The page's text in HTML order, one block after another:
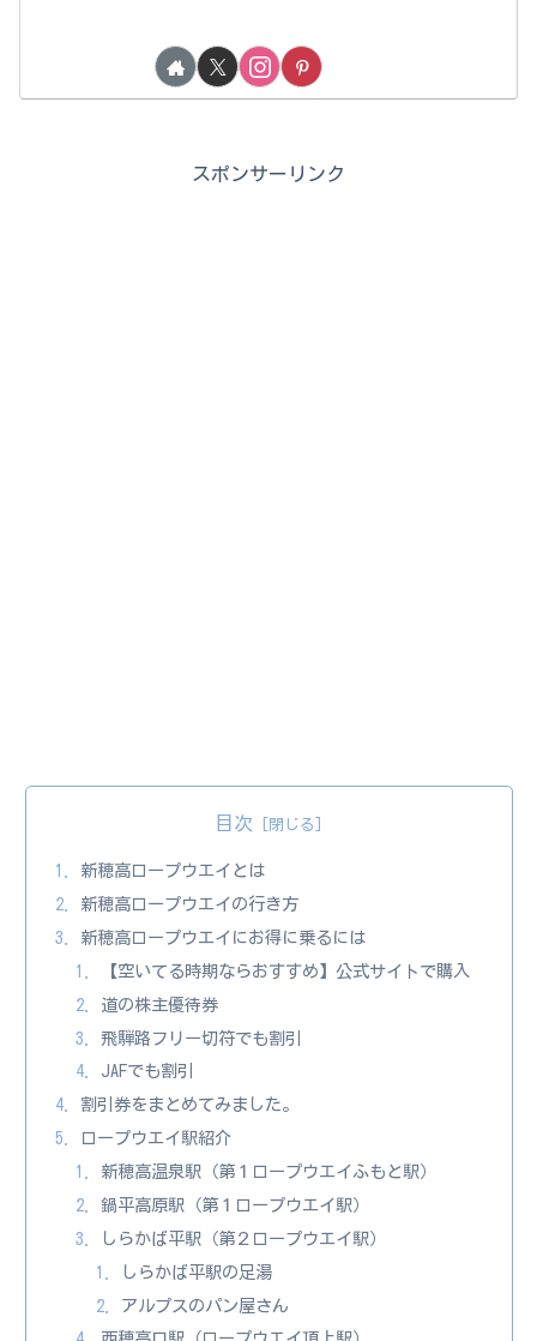
スポンサーリンク
目次
新穂高ロープウエイとは
新穂高ロープウエイの行き方
新穂高ロープウエイにお得に乗るには
【空いてる時期ならおすすめ】公式サイトで購入
道の株主優待券
飛騨路フリー切符でも割引
JAFでも割引
割引券をまとめてみました。
ロープウエイ駅紹介
新穂高温泉駅（第１ロープウエイふもと駅）
鍋平高原駅（第１ロープウエイ駅）
しらかば平駅（第２ロープウエイ駅）
しらかば平駅の足湯
アルプスのパン屋さん